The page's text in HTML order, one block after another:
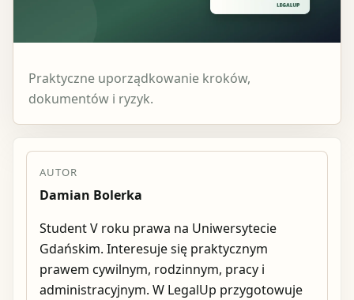
Praktyczne uporządkowanie kroków,
dokumentów i ryzyk.
AUTOR
Damian Bolerka
Student V roku prawa na Uniwersytecie
Gdańskim. Interesuje się praktycznym
prawem cywilnym, rodzinnym, pracy i
administracyjnym. W LegalUp przygotowuje